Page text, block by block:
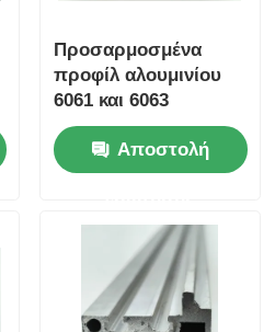
Προσαρμοσμένα
προφίλ αλουμινίου
6061 και 6063
ανωδικοποιημένων,
επικαλυμμένων με
σκόνη.
Αποστολή